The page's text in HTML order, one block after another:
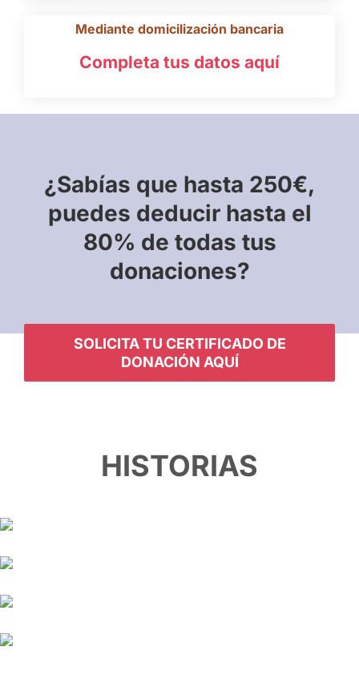
Mediante domicilización bancaria
Completa tus datos aquí
¿Sabías que hasta 250€,
puedes deducir hasta el
80% de todas tus
donaciones?
SOLICITA TU CERTIFICADO DE
DONACIÓN AQUÍ
HISTORIAS